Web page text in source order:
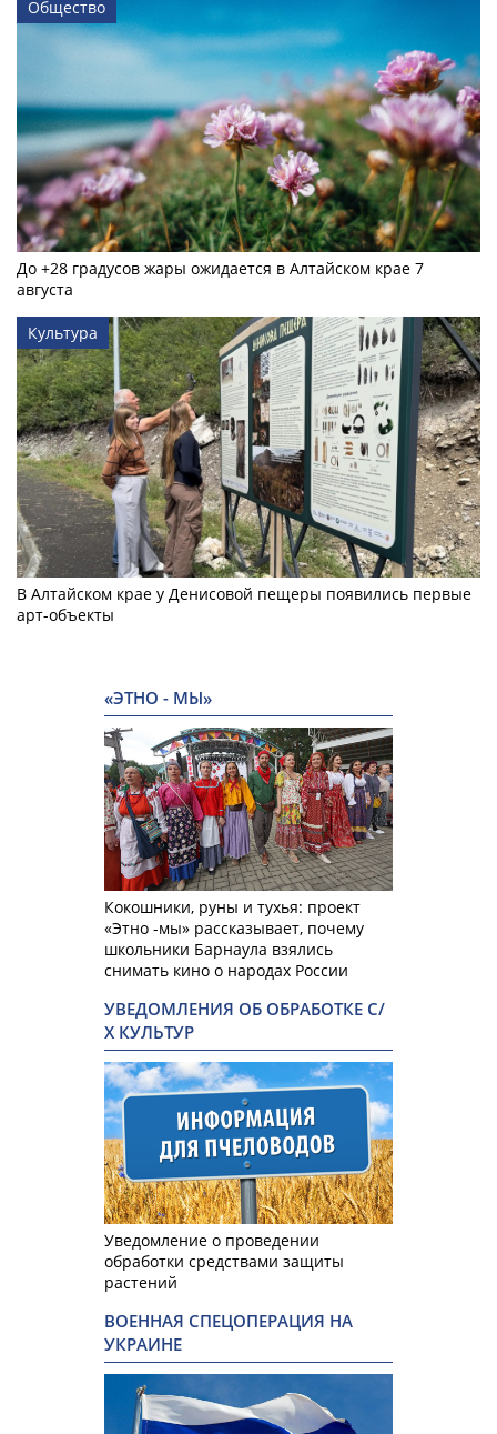
Общество
До +28 градусов жары ожидается в Алтайском крае 7
августа
Культура
В Алтайском крае у Денисовой пещеры появились первые
арт-объекты
«ЭТНО - МЫ»
Кокошники, руны и тухья: проект
«Этно -мы» рассказывает, почему
школьники Барнаула взялись
снимать кино о народах России
УВЕДОМЛЕНИЯ ОБ ОБРАБОТКЕ С/
Х КУЛЬТУР
Уведомление о проведении
обработки средствами защиты
растений
ВОЕННАЯ СПЕЦОПЕРАЦИЯ НА
УКРАИНЕ